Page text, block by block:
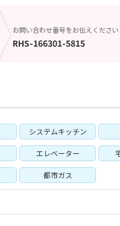
お問い合わせ番号をお伝えください
RHS-166301-5815
システムキッチン
エレベーター
都市ガス